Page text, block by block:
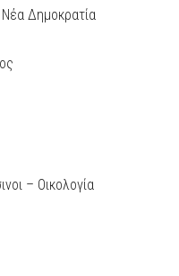
Δημοκρατία
– Οικολογία